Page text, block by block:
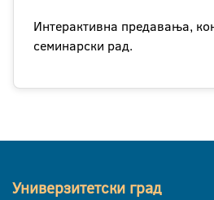
Интерактивна предавања,
семинарски рад.
Универзитетски град